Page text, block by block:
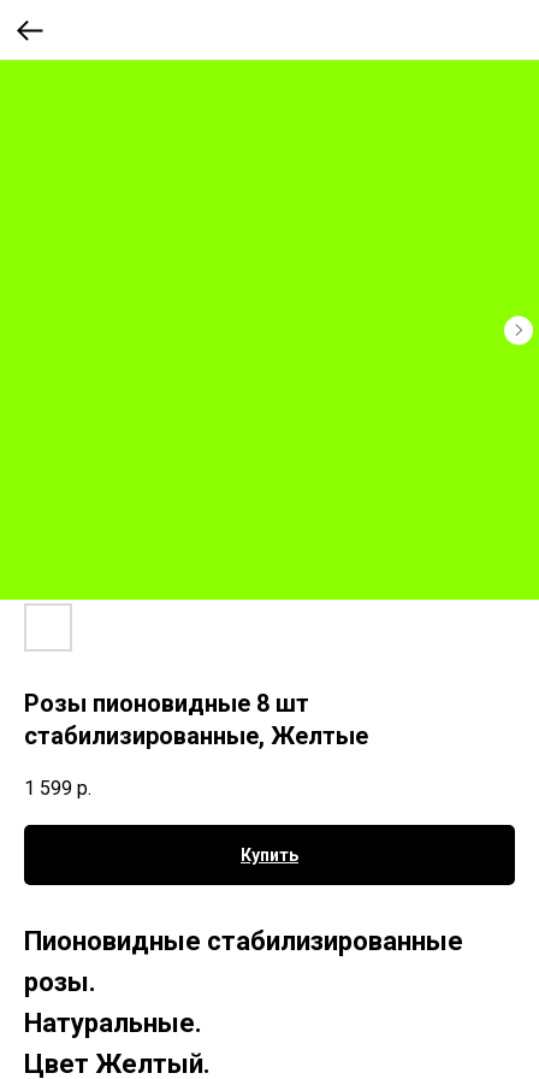
Розы пионовидные 8 шт
стабилизированные, Желтые
1 599 р.
Купить
Пионовидные стабилизированные
розы.
Натуральные.
Цвет Желтый.